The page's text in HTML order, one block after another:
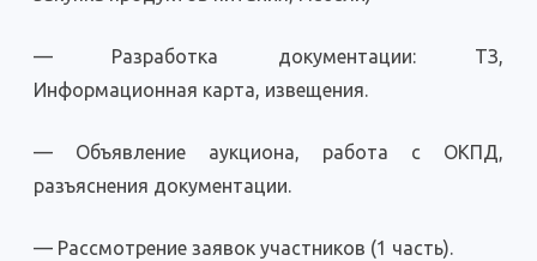
— Разработка документации: ТЗ,
Информационная карта, извещения.
— Объявление аукциона, работа с ОКПД,
разъяснения документации.
— Рассмотрение заявок участников (1 часть).